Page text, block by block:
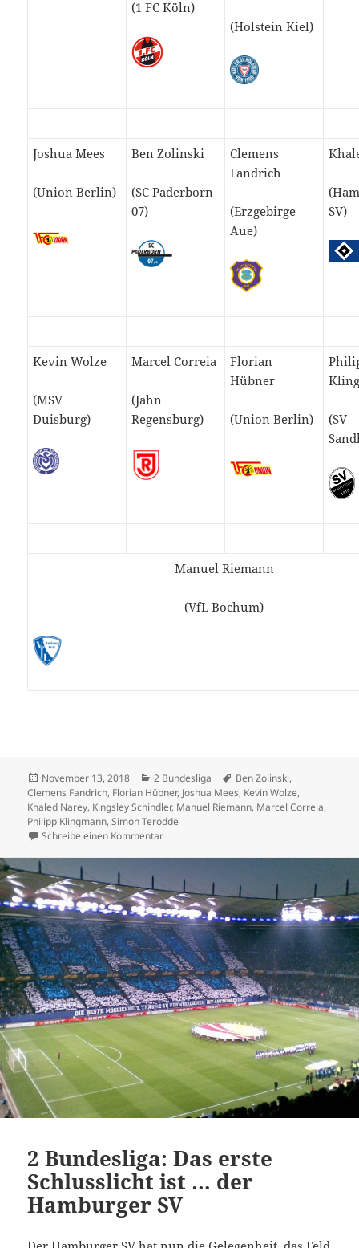
(1 FC Köln)
(Holstein Kiel)
Joshua Mees
(Union Berlin)
Ben Zolinski
(SC Paderborn
07)
Clemens
Fandrich
(Erzgebirge
Aue)
SV)
Kevin Wolze
(MSV
Duisburg)
Marcel Correia
(Jahn
Regensburg)
Florian
Hübner
(Union Berlin)
(SV
Manuel Riemann
(VfL Bochum)
Veröffentlicht
am
November 13, 2018 Kategorien
2 Bundesliga Schlagwörter
Ben Zolinski,
Clemens Fandrich, Florian Hübner, Joshua Mees, Kevin Wolze,
Khaled Narey, Kingsley Schindler, Manuel Riemann, Marcel Correia,
Philipp Klingmann,Simon Terodde
Schreibe einen Kommentarzu 2 Bundesliga mit 35 Toren in 9 Spielen
2 Bundesliga: Das erste
Schlusslicht ist … der
Hamburger SV